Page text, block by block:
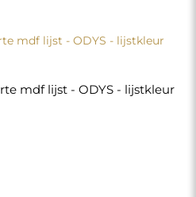
mdf lijst - ODYS - lijstkleur